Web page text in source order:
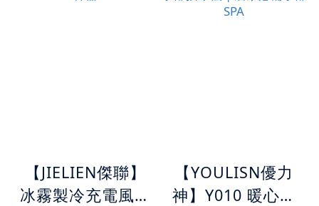
【JIELIEN傑聯】
冰霧製冷充電風扇
【YOULISN優力
神】Y010 暖心手